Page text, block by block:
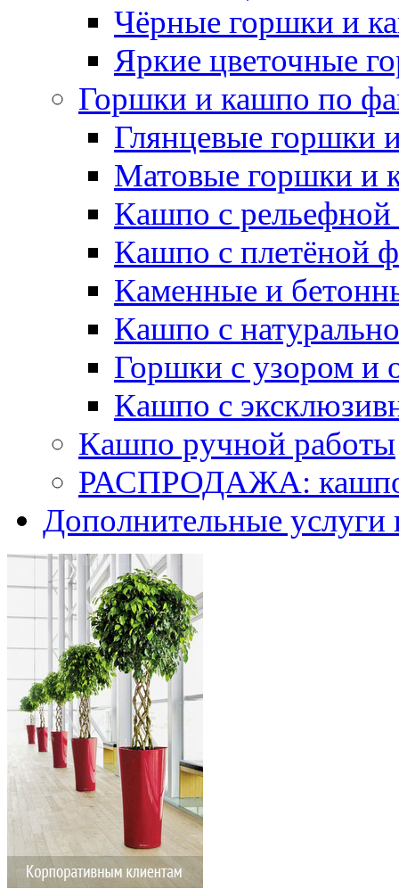
Чёрные горшки и
Яркие цветочные
Горшки и кашпо по
Глянцевые горшки
Матовые горшки и
Кашпо с рельефной
Кашпо с плетёной
Каменные и
Кашпо с
Горшки с узором и
Кашпо с
Кашпо ручной работы
РАСПРОДАЖА: кашпо
Дополнительные услуги